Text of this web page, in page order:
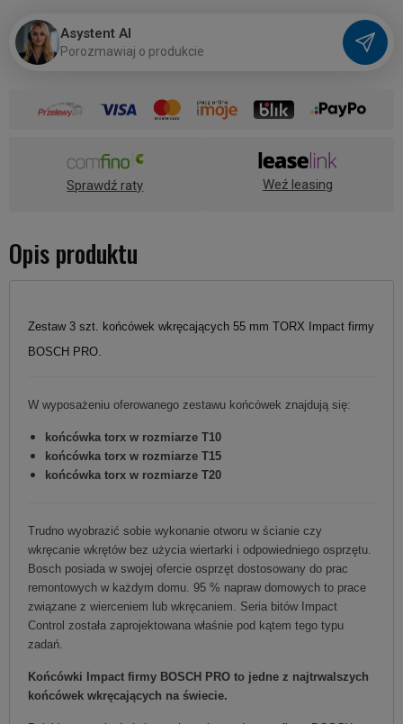
Asystent AI
Porozmawiaj o produkcie
Sprawdź raty Weź leasing
Opis produktu
Zestaw 3 szt. końcówek wkręcających 55 mm TORX Impact firmy
BOSCH PRO.
W wyposażeniu oferowanego zestawu końcówek znajdują się:
końcówka torx w rozmiarze T10
końcówka torx w rozmiarze T15
końcówka torx w rozmiarze T20
Trudno wyobrazić sobie wykonanie otworu w ścianie czy
wkręcanie wkrętów bez użycia wiertarki i odpowiedniego osprzętu.
Bosch posiada w swojej ofercie osprzęt dostosowany do prac
remontowych w każdym domu. 95 % napraw domowych to prace
związane z wierceniem lub wkręcaniem. Seria bitów Impact
Control została zaprojektowana właśnie pod kątem tego typu
zadań.
Końcówki Impact firmy BOSCH PRO to jedne z najtrwalszych
końcówek wkręcających na świecie.